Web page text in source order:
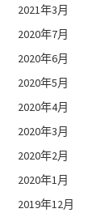
2021年3月
2020年7月
2020年6月
2020年5月
2020年4月
2020年3月
2020年2月
2020年1月
2019年12月